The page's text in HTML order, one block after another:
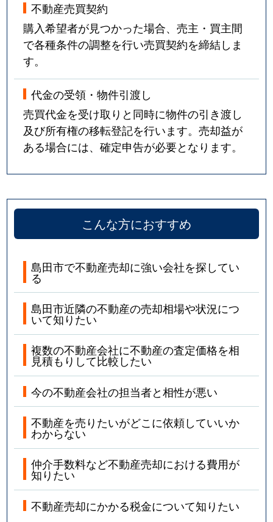
不動産売買契約
購入希望者が見つかった場合、売主・買主間
で各種条件の調整を行い売買契約を締結しま
す。
代金の受領・物件引渡し
売買代金を受け取りと同時に物件の引き渡し
及び所有権の移転登記を行います。売却益が
ある場合には、確定申告が必要となります。
こんな方におすすめ
島田市で不動産売却に強い会社を探してい
る
島田市近隣の不動産の売却相場や状況につ
いて知りたい
複数の不動産会社に不動産の査定価格を相
見積もりして比較したい
今の不動産会社の担当者と相性が悪い
不動産を売りたいがどこに依頼していいか
わからない
仲介手数料など不動産売却における費用が
知りたい
不動産売却にかかる税金について知りたい